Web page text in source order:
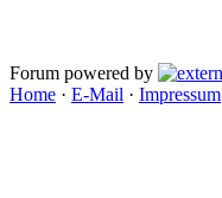
Forum powered by
Home · E-Mail · Impressum